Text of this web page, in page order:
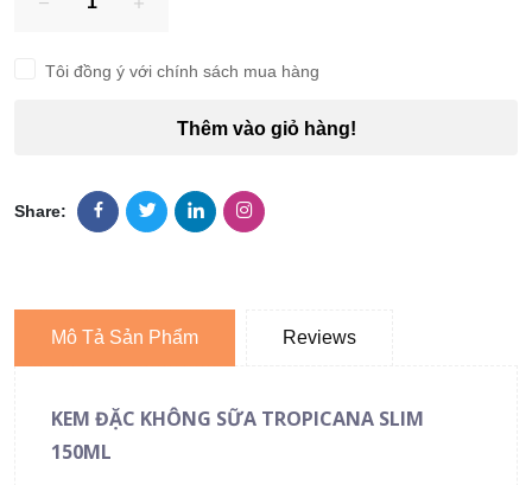
Tôi đồng ý với chính sách mua hàng
Thêm vào giỏ hàng!
Share:
Mô Tả Sản Phẩm Reviews
KEM ĐẶC KHÔNG SỮA TROPICANA SLIM
150ML